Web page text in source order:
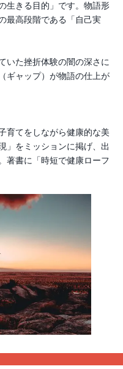
生きる目的」です。物語形
最高段階である「自己実
いた挫折体験の闇の深さに
ギャップ）が物語の仕上が
育てをしながら健康的な美
」をミッションに掲げ、出
著書に「時短で健康ローフ